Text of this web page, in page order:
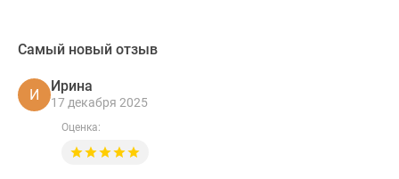
Самый новый отзыв
И
Ирина
17 декабря 2025
Оценка: